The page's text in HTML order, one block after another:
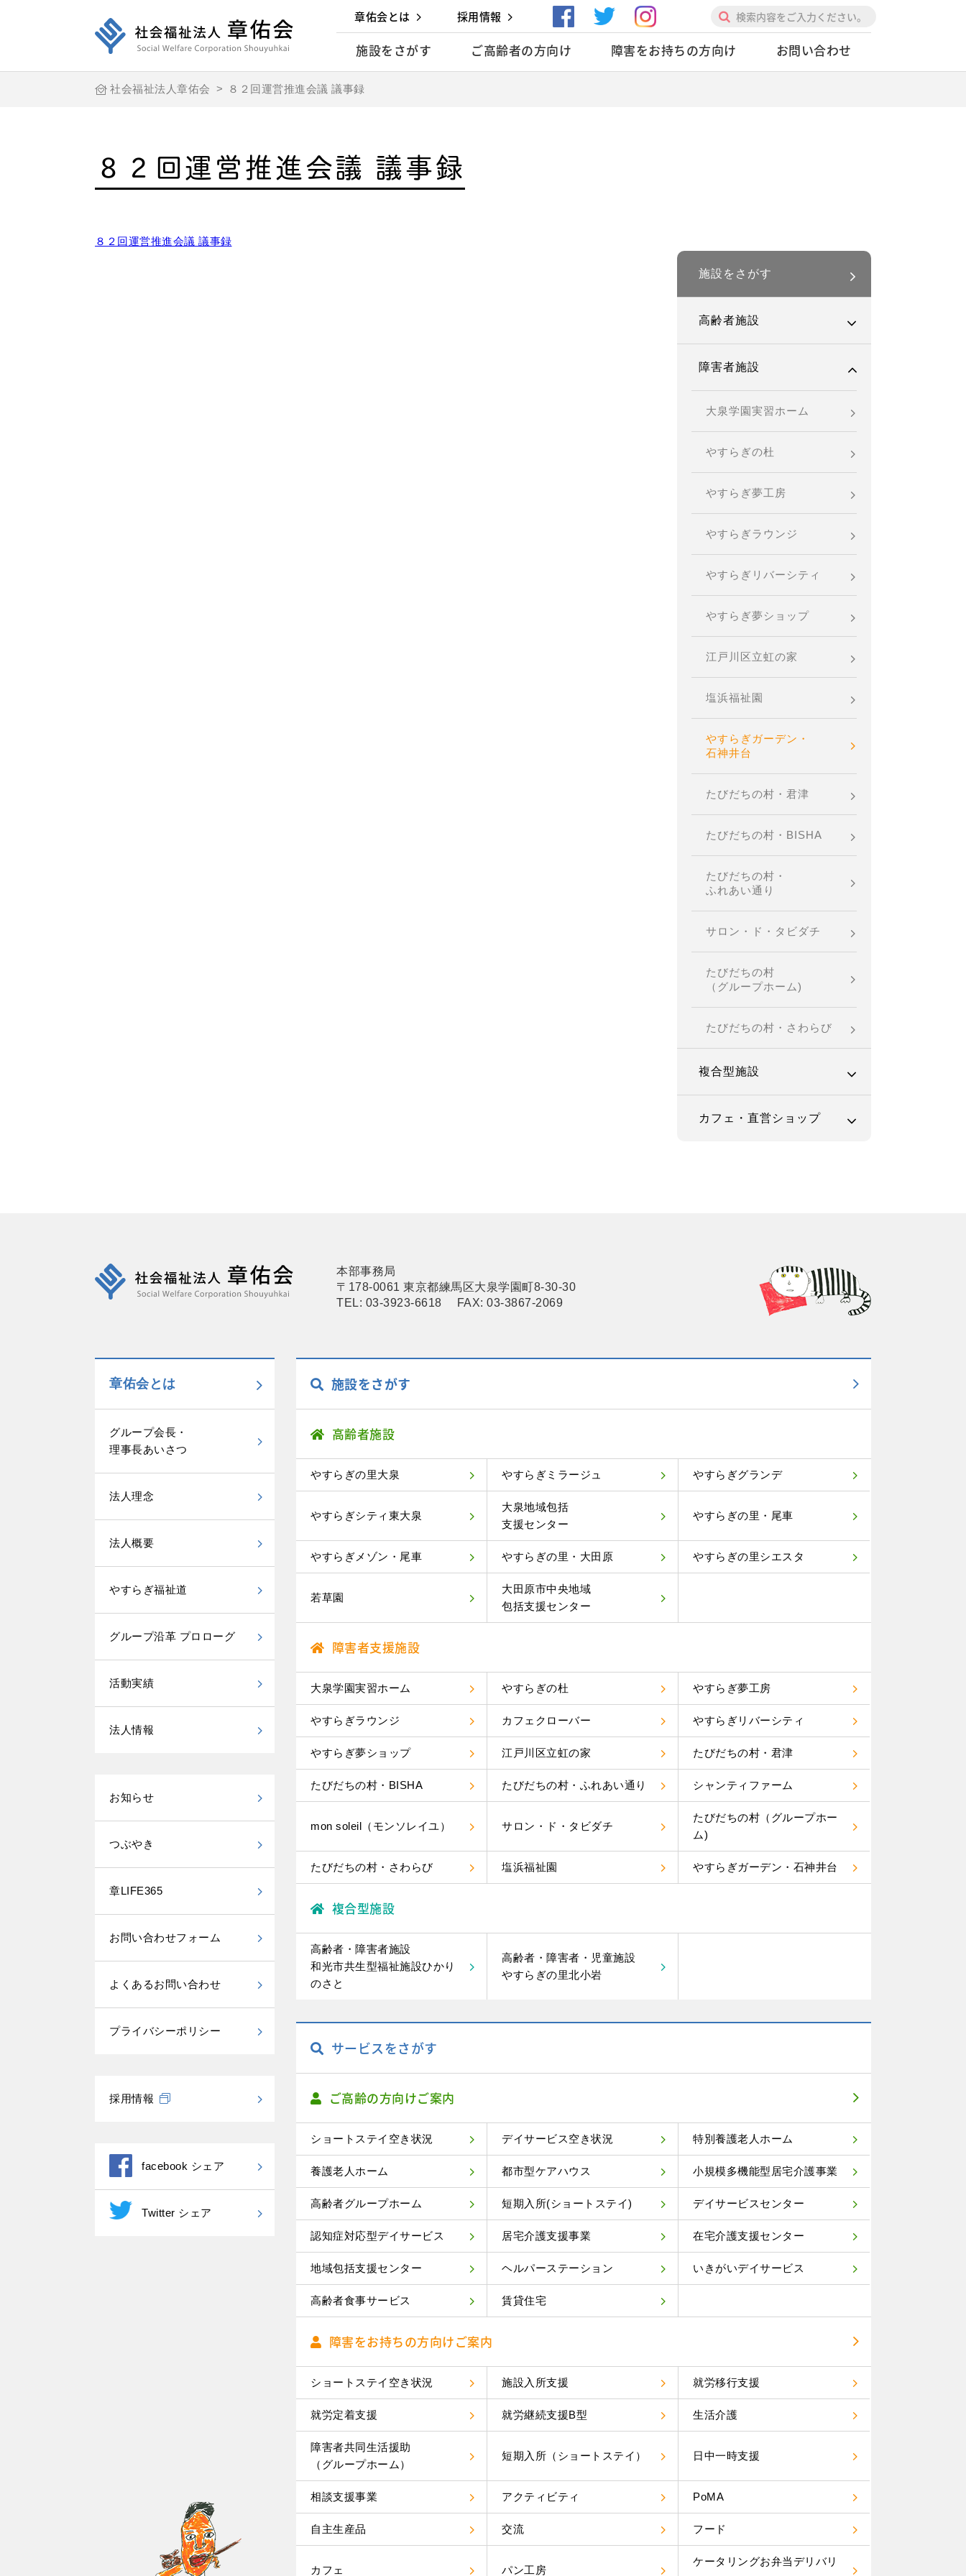
章佑会とは 採用情報
施設をさがす ご高齢者の方向け 障害をお持ちの方向け お問い合わせ
社会福祉法人章佑会 > ８２回運営推進会議 議事録
８２回運営推進会議 議事録
８２回運営推進会議 議事録
施設をさがす
高齢者施設
障害者施設
大泉学園実習ホーム
やすらぎの杜
やすらぎ夢工房
やすらぎラウンジ
やすらぎリバーシティ
やすらぎ夢ショップ
江戸川区立虹の家
塩浜福祉園
やすらぎガーデン・
石神井台
たびだちの村・君津
たびだちの村・BISHA
たびだちの村・
ふれあい通り
サロン・ド・タビダチ
たびだちの村
（グループホーム)
たびだちの村・さわらび
複合型施設
やすらぎの里北小岩
カフェ・直営ショップ
（モンソレイユ）
本部事務局
〒178-0061 東京都練馬区大泉学園町8-30-30
TEL: 03-3923-6618 FAX: 03-3867-2069
章佑会とは
グループ会長・
理事長あいさつ
法人理念
法人概要
やすらぎ福祉道
グループ沿革 プロローグ
活動実績
法人情報
お知らせ
つぶやき
章LIFE365
お問い合わせフォーム
よくあるお問い合わせ
プライバシーポリシー
採用情報
facebook シェア
Twitter シェア
施設をさがす
高齢者施設
やすらぎの里大泉 やすらぎミラージュ やすらぎグランデ
やすらぎシティ東大泉
大泉地域包括
支援センター
やすらぎの里・尾車
やすらぎメゾン・尾車 やすらぎの里・大田原 やすらぎの里シエスタ
若草園
大田原市中央地域
包括支援センター
障害者支援施設
大泉学園実習ホーム やすらぎの杜 やすらぎ夢工房
やすらぎラウンジ カフェクローバー やすらぎリバーシティ
やすらぎ夢ショップ 江戸川区立虹の家 たびだちの村・君津
たびだちの村・BISHA たびだちの村・ふれあい通り シャンティファーム
mon soleil（モンソレイユ） サロン・ド・タビダチ
たびだちの村（グループホー
ム)
たびだちの村・さわらび 塩浜福祉園 やすらぎガーデン・石神井台
複合型施設
高齢者・障害者施設
和光市共生型福祉施設ひかり
のさと
高齢者・障害者・児童施設
やすらぎの里北小岩
サービスをさがす
ご高齢の方向けご案内
ショートステイ空き状況 デイサービス空き状況 特別養護老人ホーム
養護老人ホーム 都市型ケアハウス 小規模多機能型居宅介護事業
高齢者グループホーム 短期入所(ショートステイ) デイサービスセンター
認知症対応型デイサービス 居宅介護支援事業 在宅介護支援センター
地域包括支援センター ヘルパーステーション いきがいデイサービス
高齢者食事サービス 賃貸住宅
障害をお持ちの方向けご案内
ショートステイ空き状況 施設入所支援 就労移行支援
就労定着支援 就労継続支援B型 生活介護
障害者共同生活援助
（グループホーム）
短期入所（ショートステイ） 日中一時支援
相談支援事業 アクティビティ PoMA
自主生産品 交流 フード
カフェ パン工房
ケータリングお弁当デリバリ